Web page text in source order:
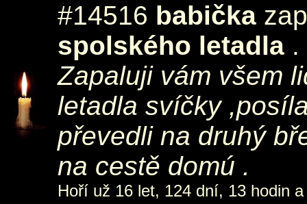
#14516 babička
spolského letadla .
Zapaluji vám všem
letadla svíčky
převedli na druhý
na cestě domú .
Hoří už 16 let, 124 dní, 13 hodin